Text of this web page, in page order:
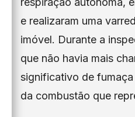
e realizaram uma
imóvel. Durante a
que não havia mais
significativo de
da combustão que